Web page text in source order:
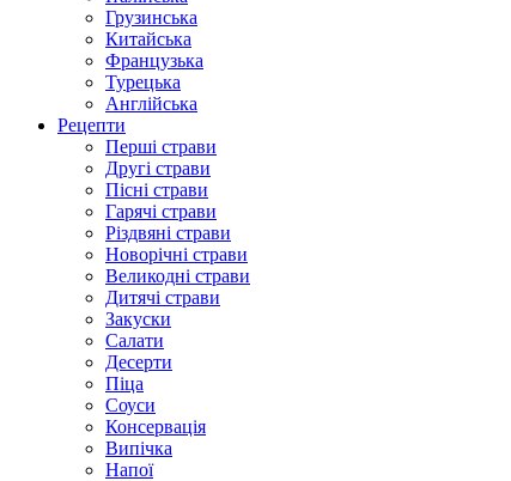
Грузинська
Китайська
Французька
Турецька
Англійська
Рецепти
Перші страви
Другі страви
Пісні страви
Гарячі страви
Різдвяні страви
Новорічні страви
Великодні страви
Дитячі страви
Закуски
Салати
Десерти
Піца
Соуси
Консервація
Випічка
Напої